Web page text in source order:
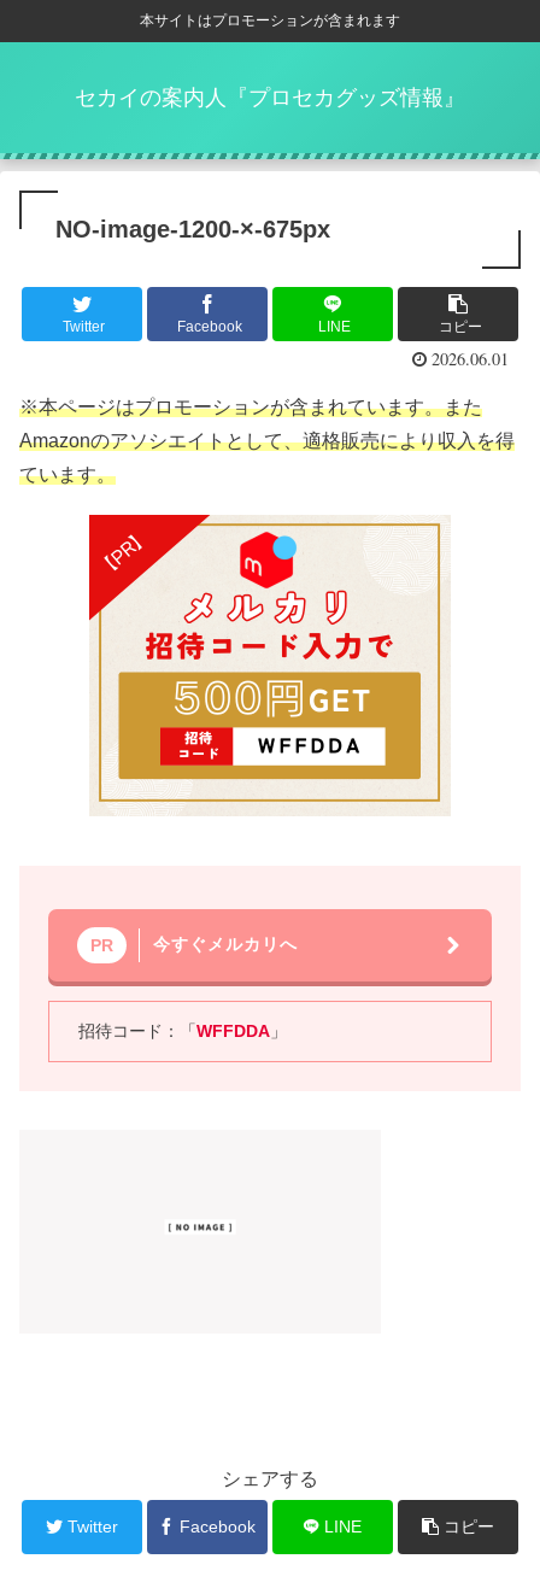
本サイトはプロモーションが含まれます
セカイの案内人『プロセカグッズ情報』
NO-image-1200-×-675px
Twitter Facebook LINE コピー
2026.06.01
※本ページはプロモーションが含まれています。また
Amazonのアソシエイトとして、適格販売により収入を得
ています。
PR 今すぐメルカリへ
招待コード：「WFFDDA 」
シェアする
Twitter Facebook LINE コピー